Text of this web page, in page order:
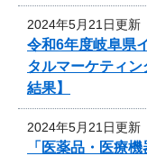
2024年5月21日更新
令和6年度岐阜県
タルマーケティ
結果】
2024年5月21日更新
「医薬品・医療